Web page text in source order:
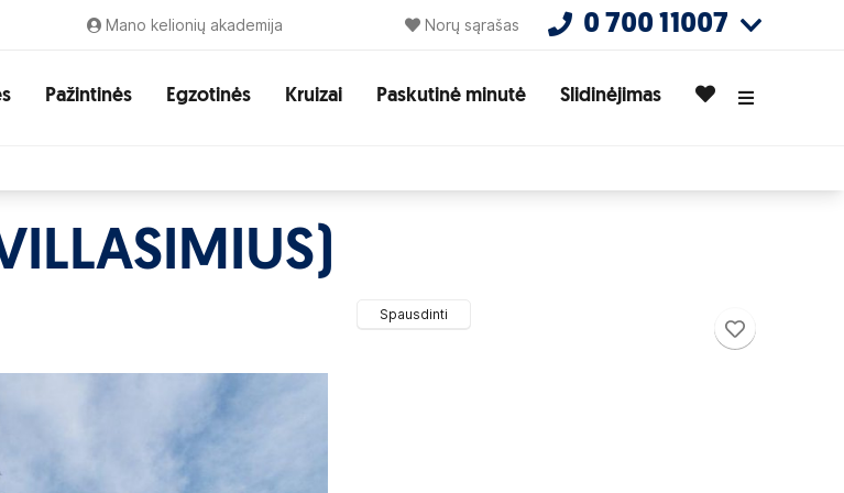
Mano kelionių akademija Norų sąrašas 0 700 11007
Pažintinės Egzotinės Kruizai Paskutinė minutė Slidinėjimas
Spausdinti